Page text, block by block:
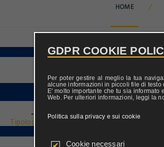
HOME /
Al
Tipologia Prezzo
GDPR COOKIE
Per poter gestire al meglio la tua
alcune informazioni in piccoli file di
E' molto importante che tu sia
Web. Per ulteriori informazioni, leggi la
Politica sulla privacy e sui cookie
Cookie necessari